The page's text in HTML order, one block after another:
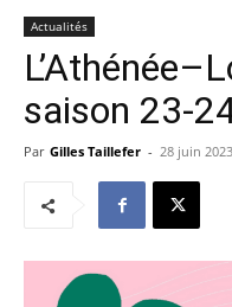
Actualités
saison 23-
Par Gilles Taillefer - 28 juin 2023